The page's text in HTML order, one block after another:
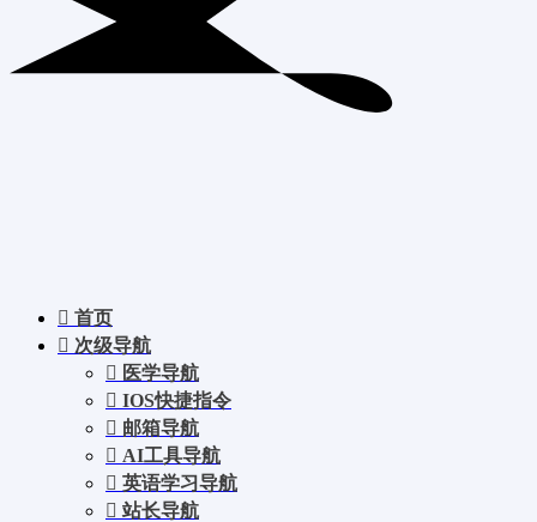
首页
次级导航
医学导航
IOS快捷指令
邮箱导航
AI工具导航
英语学习导航
站长导航